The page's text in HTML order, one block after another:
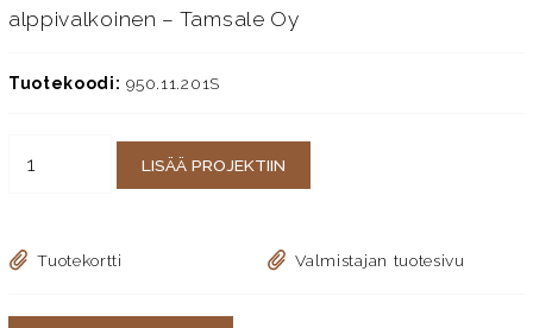
alppivalkoinen – Tamsale Oy
Tuotekoodi: 950.11.201S
LISÄÄ PROJEKTIIN
Tuotekortti Valmistajan tuotesivu